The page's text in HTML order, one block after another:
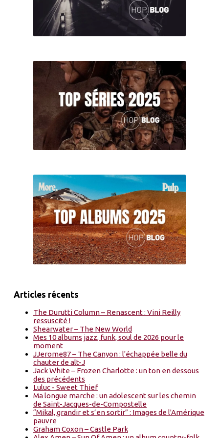
Articles récents
The Durutti Column – Renascent : Vini Reilly
ressuscité !
Shearwater – The New World
Mes 10 albums jazz, funk, soul de 2026 pour le
moment
JJerome87 – The Canyon : l'échappée belle du
chauter de alt-J
Jack White – Frozen Charlotte : un ton en dessous
des précédents
Luluc - Sweet Thief
Ma longue marche : un adolescent sur les chemin
de Saint-Jacques-de-Compostelle
“Mikal, grandir et s’en sortir” : Images de l'Amérique
pauvre
Graham Coxon – Castle Park